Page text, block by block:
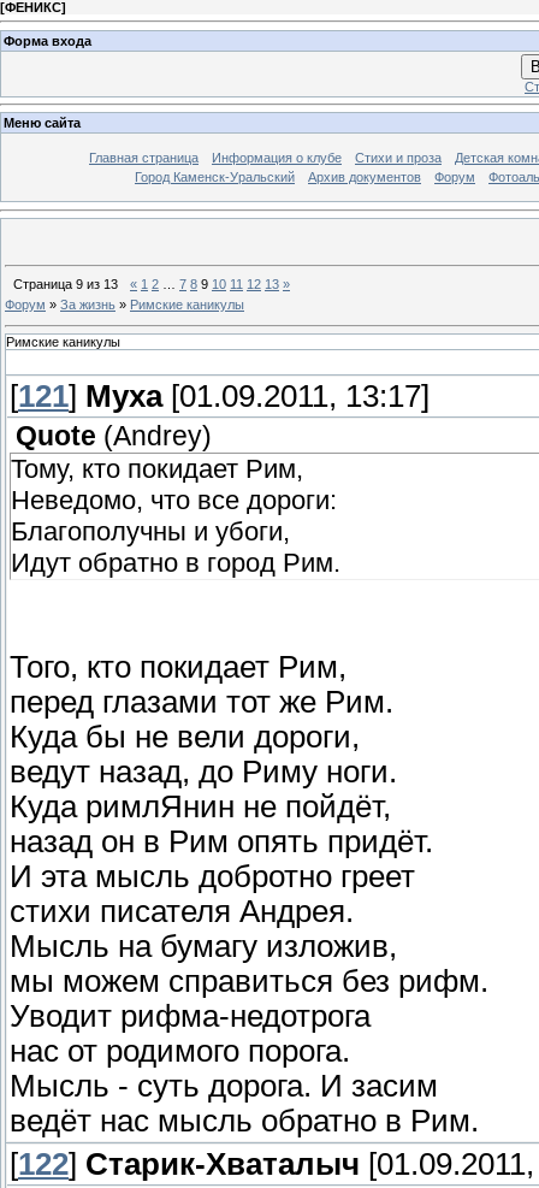
[ФЕНИКС]
Форма входа
Меню сайта
Главная страница Информация о клубе Стихи и проза
Детская
Город Каменск-Уральский
Архив документов Форум
Страница 9 из 13 « 1 2 7 8 9 10 11 12 13 »
Форум » За жизнь » Римские каникулы
Римские каникулы
[121] Муха[01.09.2011, 13:17]
Quote (Andrey)
Тому, кто покидает Рим,
Неведомо, что все дороги:
Благополучны и убоги,
Идут обратно в город Рим.
Того, кто покидает Рим,
перед глазами тот же Рим.
Куда бы не вели дороги,
ведут назад, до Риму ноги.
Куда римлЯнин не пойдёт,
назад он в Рим опять придёт.
И эта мысль добротно греет
стихи писателя Андрея.
Мысль на бумагу изложив,
мы можем справиться без рифм.
Уводит рифма-недотрога
нас от родимого порога.
Мысль - суть дорога. И засим
ведёт нас мысль обратно в Рим.
[122] Старик-Хваталыч